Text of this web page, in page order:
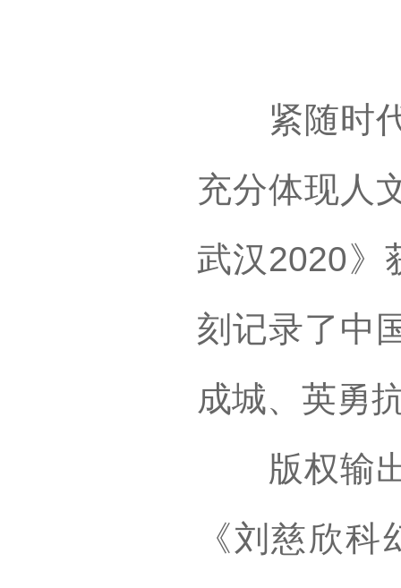
紧随时代
充分体现人
武汉2020》
刻记录了中
成城、英勇
版权输出
《刘慈欣